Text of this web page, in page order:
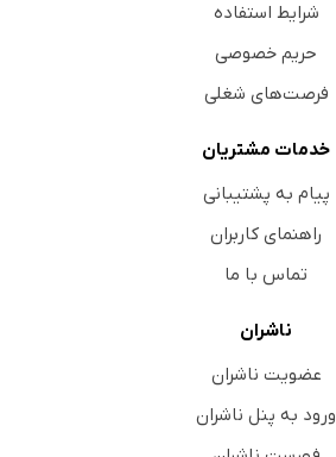
شرایط استفاده
حریم خصوصی
فرصت‌های شغلی
خدمات مشتریان
پیام به پشتیبانی
راهنمای کاربران
تماس با ما
ناشران
عضویت ناشران
ورود به پنل ناشران